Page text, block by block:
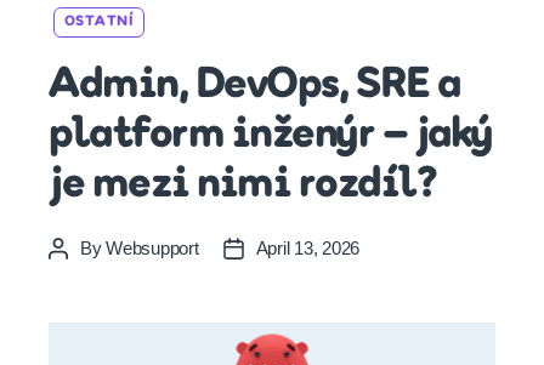
OSTATNÍ
Admin, DevOps, SRE a
platform inženýr – jaký
je mezi nimi rozdíl?
PostByWebsupport
PostApril 13, 2026